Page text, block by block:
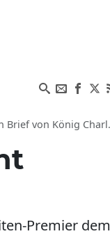
König Charles erklären
Premier dem